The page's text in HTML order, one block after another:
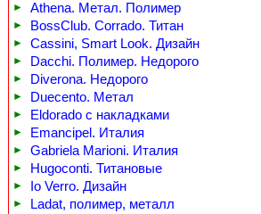
► Athena. Метал. Полимер
► BossClub. Corrado. Титан
► Cassini, Smart Look. Дизайн
► Dacchi. Полимер. Недорого
► Diverona. Недорого
► Duecento. Метал
► Eldorado с накладками
► Emancipel. Италия
► Gabriela Marioni. Италия
► Hugoconti. Титановые
► Io Verro. Дизайн
► Ladat, полимер, металл